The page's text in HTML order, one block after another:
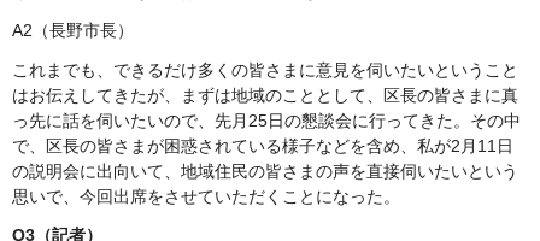
A2（長野市長）
これまでも、できるだけ多くの皆さまに意見を伺いたいということ
はお伝えしてきたが、まずは地域のこととして、区長の皆さまに真
っ先に話を伺いたいので、先月25日の懇談会に行ってきた。その中
で、区長の皆さまが困惑されている様子などを含め、私が2月11日
の説明会に出向いて、地域住民の皆さまの声を直接伺いたいという
思いで、今回出席をさせていただくことになった。
Q3（記者）